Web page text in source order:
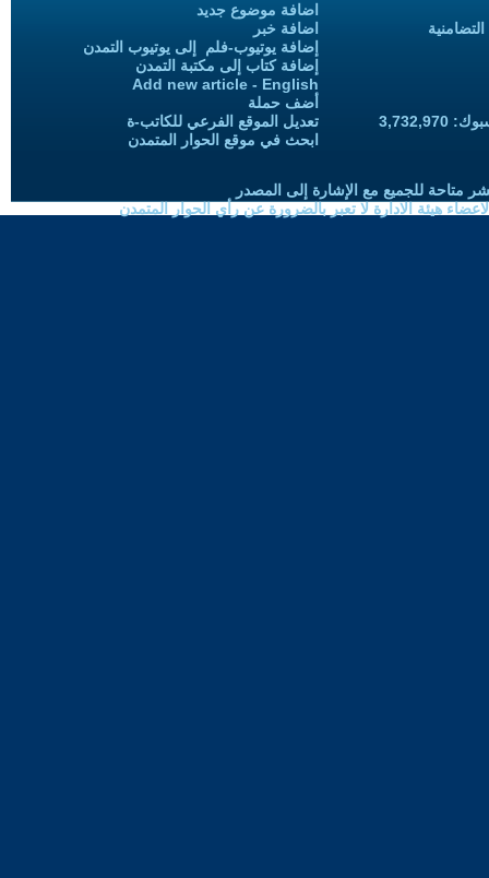
اضافة موضوع جديد
اضافة خبر
إضافة يوتيوب-فلم إلى يوتيوب التمدن
إضافة كتاب إلى مكتبة التمدن
Add new article - English
أضف حملة
تعديل الموقع الفرعي للكاتب-ة
ابحث في موقع الحوار المتمدن
متاحة للجميع مع الإشارة إلى المصدر
هيئة الادارة لا تعبر بالضرورة عن رأي الحوار المتمدن